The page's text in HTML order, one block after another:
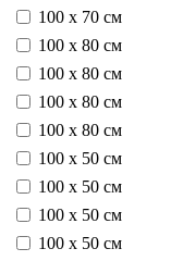
100 х 70 см
100 х 80 см
100 х 80 см
100 х 80 см
100 х 80 см
100 х 50 см
100 х 50 см
100 х 50 см
100 х 50 см